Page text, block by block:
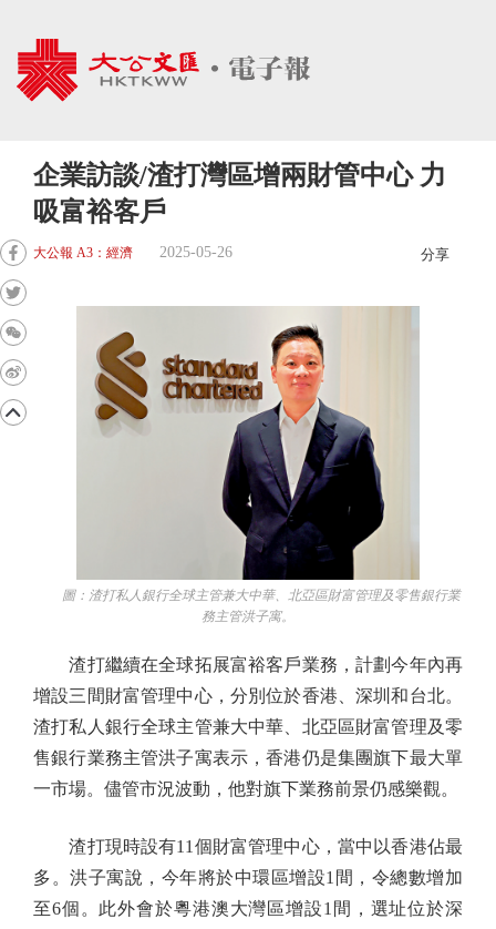
企業訪談/渣打灣區增兩財管中心 力
吸富裕客戶
大公報 A3：經濟 2025-05-26 分享
圖：渣打私人銀行全球主管兼大中華、北亞區財富管理及零售銀行業
務主管洪子寓。
渣打繼續在全球拓展富裕客戶業務，計劃今年內再
增設三間財富管理中心，分別位於香港、深圳和台北。
渣打私人銀行全球主管兼大中華、北亞區財富管理及零
售銀行業務主管洪子寓表示，香港仍是集團旗下最大單
一市場。儘管市況波動，他對旗下業務前景仍感樂觀。
渣打現時設有11個財富管理中心，當中以香港佔最
多。洪子寓說，今年將於中環區增設1間，令總數增加
至6個。此外會於粵港澳大灣區增設1間，選址位於深